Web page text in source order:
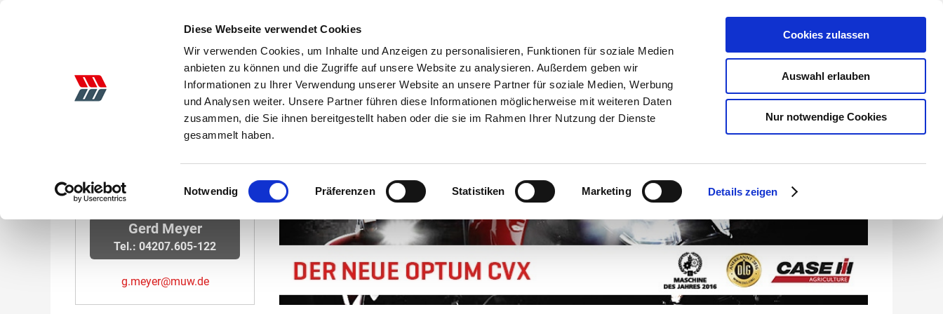
Diese Webseite verwendet Cookies
Wir verwenden Cookies, um Inhalte und Anzeigen zu personalisieren, Funktionen für soziale Medien
anbieten zu können und die Zugriffe auf unsere Website zu analysieren. Außerdem geben wir
Informationen zu Ihrer Verwendung unserer Website an unsere Partner für soziale Medien, Werbung
und Analysen weiter. Unsere Partner führen diese Informationen möglicherweise mit weiteren Daten
zusammen, die Sie ihnen bereitgestellt haben oder die sie im Rahmen Ihrer Nutzung der Dienste
gesammelt haben.
Einwilligungsauswahl
Notwendig Präferenzen Statistiken Marketing Details zeigen
Cookies zulassen
Auswahl erlauben
Nur notwendige Cookies
Händler-Garantieportal
AKTIONEN LANDTECHNIK GEBRAUCHTE SERVICE ERSATZTEILE UNTERNEHMEN KARRIERE KONTAKT
Case Optum CVX Probefahr anmelden
Wir helfen Ihnen
gerne weiter!
Gerd Meyer
Tel.: 04207.605-122
g.meyer@muw.de